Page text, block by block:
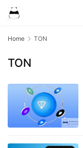
Home TON
TON